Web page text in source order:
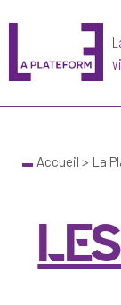
contentAccueil > La